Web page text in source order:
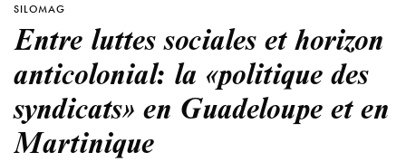
SILOMAG
Entre luttes sociales et horizon
anticolonial: la «politique des
syndicats» en Guadeloupe et en
Martinique